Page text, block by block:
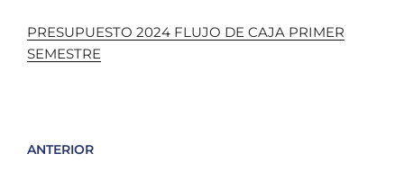
PRESUPUESTO 2024 FLUJO DE CAJA PRIMER
SEMESTRE
ANTERIOR